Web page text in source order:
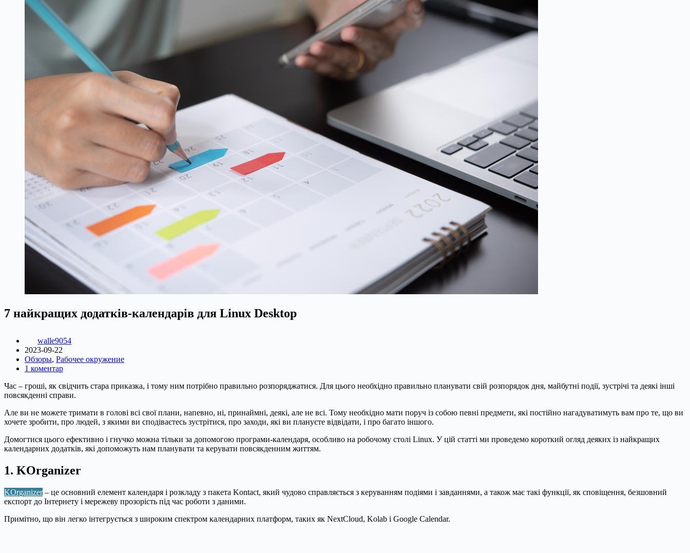
7 найкращих додатків-календарів для Linux Desktop
walle9054
2023-09-22
Обзоры, Рабочее окружение
1 коментар
Час – гроші, як свідчить стара приказка, і тому ним потрібно правильно розпоряджатися. Для цього необхідно правильно планувати свій розпорядок дня, майбутні події, зустрічі та деякі інші
повсякденні справи.
Але ви не можете тримати в голові всі свої плани, напевно, ні, принаймні, деякі, але не всі. Тому необхідно мати поруч із собою певні предмети, які постійно нагадуватимуть вам про те, що ви
хочете зробити, про людей, з якими ви сподіваєтесь зустрітися, про заходи, які ви плануєте відвідати, і про багато іншого.
Домогтися цього ефективно і гнучко можна тільки за допомогою програми-календаря, особливо на робочому столі Linux. У цій статті ми проведемо короткий огляд деяких із найкращих
календарних додатків, які допоможуть нам планувати та керувати повсякденним життям.
1. KOrganizer
KOrganizer – це основний елемент календаря і розкладу з пакета Kontact, який чудово справляється з керуванням подіями і завданнями, а також має такі функції, як сповіщення, безшовний
експорт до Інтернету і мережеву прозорість під час роботи з даними.
Примітно, що він легко інтегрується з широким спектром календарних платформ, таких як NextCloud, Kolab і Google Calendar.